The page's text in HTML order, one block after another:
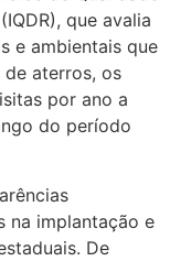
que avalia
e ambientais que
aterros, os
por ano a
do período
na implantação e
De